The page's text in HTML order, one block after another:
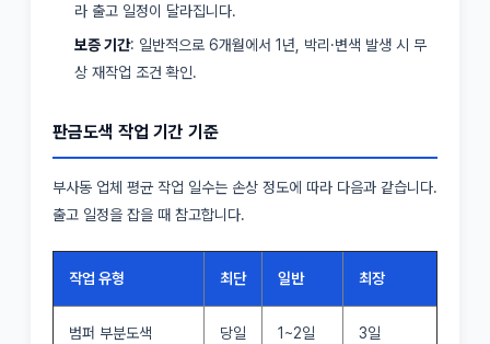
라 출고 일정이 달라집니다.
보증 기간: 일반적으로 6개월에서 1년, 박리·변색 발생 시 무
상 재작업 조건 확인.
판금도색 작업 기간 기준
부사동 업체 평균 작업 일수는 손상 정도에 따라 다음과 같습니다.
출고 일정을 잡을 때 참고합니다.
작업 유형 최단 일반 최장
범퍼 부분도색 당일 1~2일 3일